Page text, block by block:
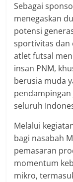
Sebagai
menegaskan
potensi
sportivitas dan
atlet futsal
insan PNM,
berusia muda
seluruh
Melalui
bagi nasabah
pemasaran
momentum
mikro,